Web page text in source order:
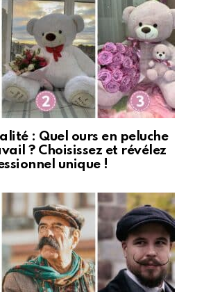
: Quel ours en peluche
? Choisissez et révélez
unique !